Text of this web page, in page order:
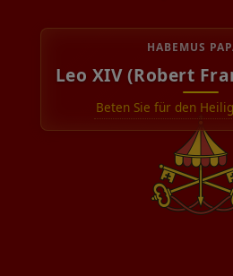
HABEMUS
Leo XIV (Robert
Beten Sie für den